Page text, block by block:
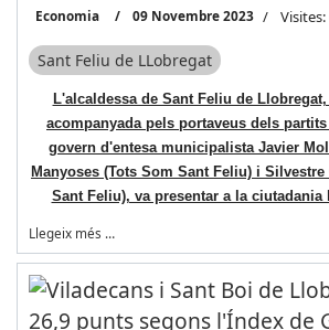
Economia 09 Novembre 2023 Visites:
Sant Feliu de LLobregat
L'alcaldessa de Sant Feliu de
acompanyada pels portaveus dels
govern d'entesa municipalista Javier
Manyoses (Tots Som Sant Feliu) i
Sant Feliu), va presentar a la ciutadania
Llegeix més …